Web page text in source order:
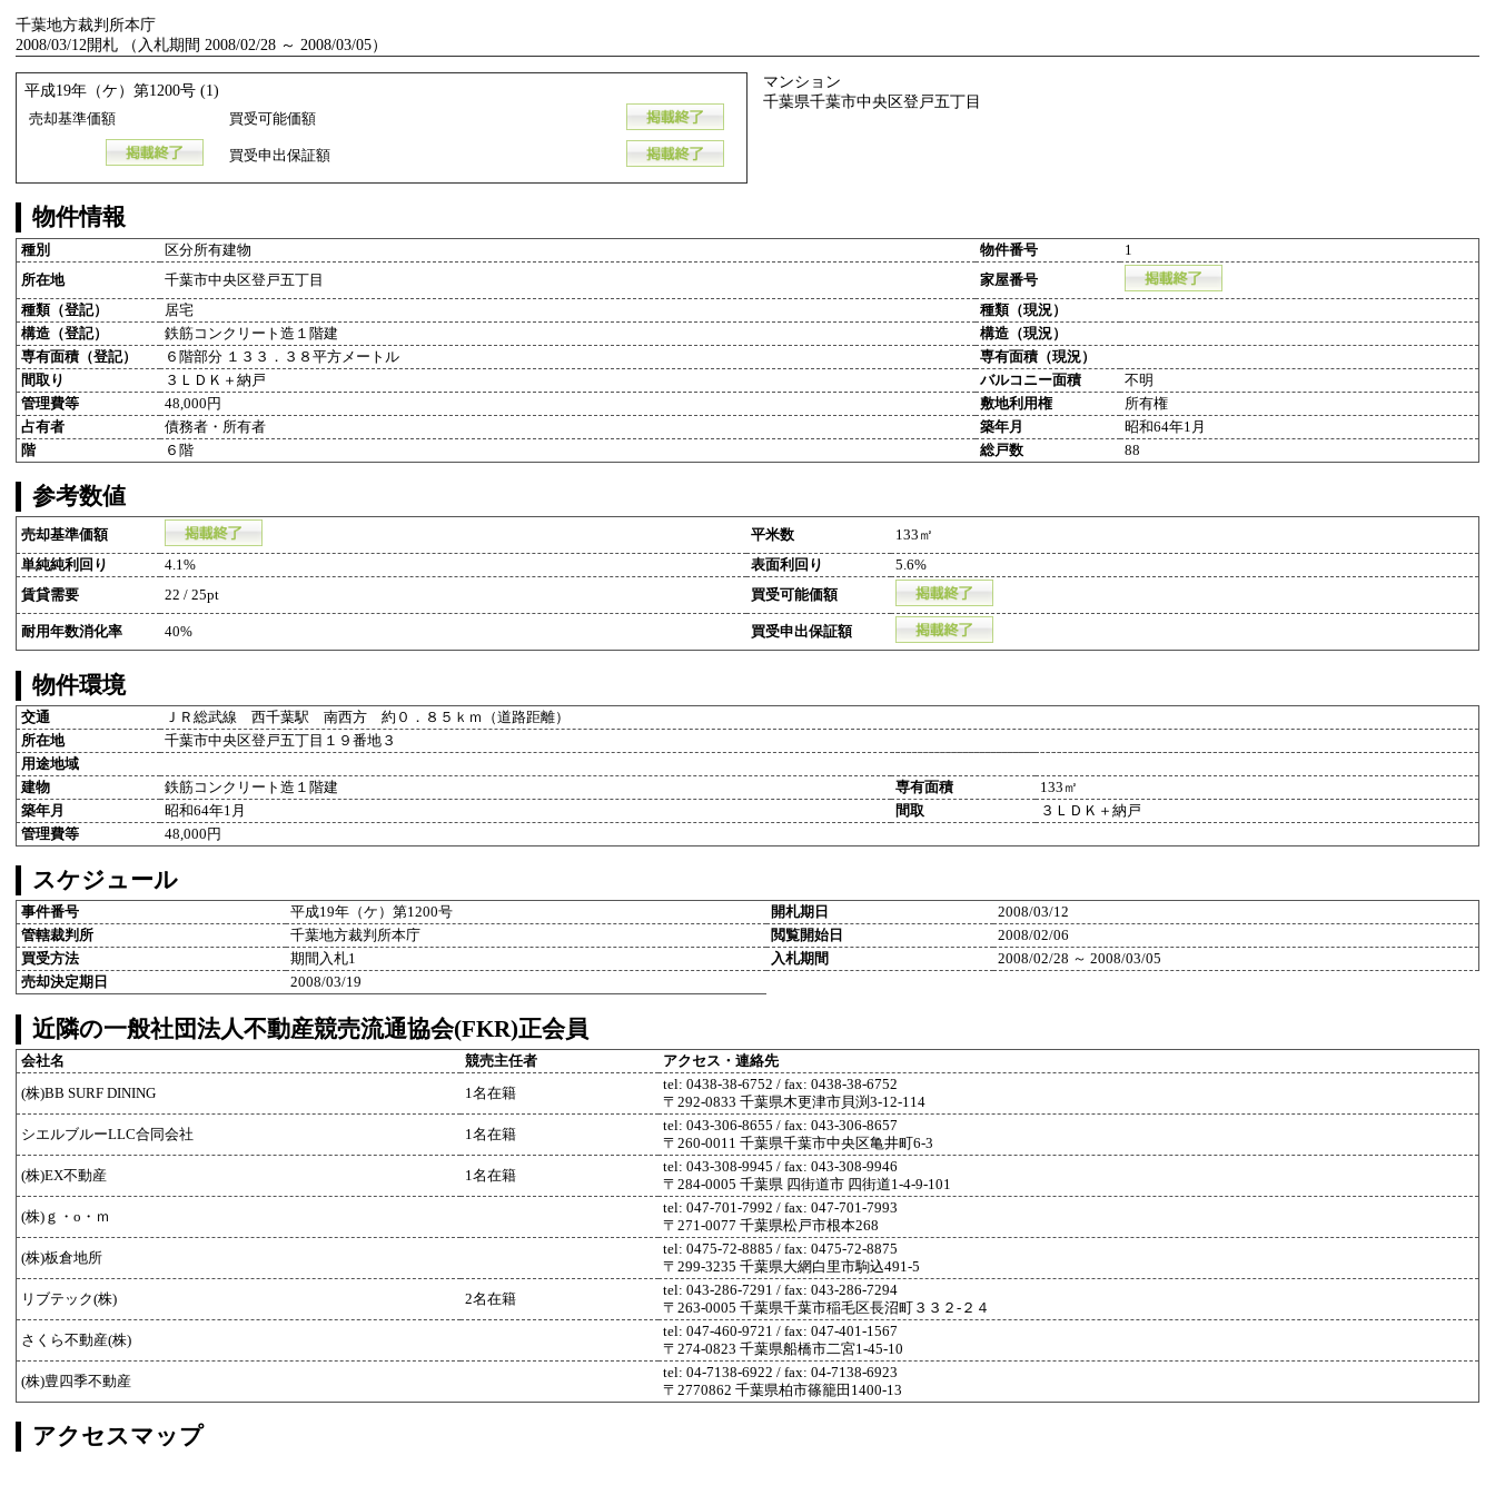
千葉地方裁判所本庁
2008/03/12開札 （入札期間 2008/02/28 ～ 2008/03/05）
平成19年（ケ）第1200号 (1)
売却基準価額 買受可能価額
買受申出保証額
マンション
千葉県千葉市中央区登戸五丁目
物件情報
種別 区分所有建物 物件番号
1
所在地
千葉市中央区登戸五丁目
家屋番号
種類（登記）
居宅
種類（現況）
構造（登記）
鉄筋コンクリート造１階建
構造（現況）
専有面積（登記）
６階部分 １３３．３８平方メートル
専有面積（現況）
間取り
３ＬＤＫ＋納戸 バルコニー面積
不明
管理費等
48,000円 敷地利用権
所有権
占有者
債務者・所有者 築年月
昭和64年1月
階
６階 総戸数 88
参考数値
売却基準価額 平米数
133㎡
単純純利回り
4.1% 表面利回り
5.6%
賃貸需要
22 / 25pt 買受可能価額
耐用年数消化率 40% 買受申出保証額
物件環境
交通
ＪＲ総武線 西千葉駅 南西方 約０．８５ｋｍ（道路距離）
所在地
千葉市中央区登戸五丁目１９番地３
用途地域
建物
鉄筋コンクリート造１階建 専有面積
133㎡
築年月
昭和64年1月 間取
３ＬＤＫ＋納戸
管理費等
48,000円
スケジュール
事件番号 平成19年（ケ）第1200号 開札期日
2008/03/12
管轄裁判所
千葉地方裁判所本庁 閲覧開始日
2008/02/06
買受方法
期間入札1 入札期間
2008/02/28 ～ 2008/03/05
売却決定期日
2008/03/19
近隣の一般社団法人不動産競売流通協会(FKR)正会員
会社名 競売主任者 アクセス・連絡先
(株)BB SURF DINING 1名在籍
tel: 0438-38-6752 / fax: 0438-38-6752
〒292-0833 千葉県木更津市貝渕3-12-114
シエルブルーLLC合同会社 1名在籍
tel: 043-306-8655 / fax: 043-306-8657
〒260-0011 千葉県千葉市中央区亀井町6-3
(株)EX不動産 1名在籍
tel: 043-308-9945 / fax: 043-308-9946
〒284-0005 千葉県 四街道市 四街道1-4-9-101
(株)ｇ・o・ｍ
tel: 047-701-7992 / fax: 047-701-7993
〒271-0077 千葉県松戸市根本268
(株)板倉地所
tel: 0475-72-8885 / fax: 0475-72-8875
〒299-3235 千葉県大網白里市駒込491-5
リブテック(株) 2名在籍
tel: 043-286-7291 / fax: 043-286-7294
〒263-0005 千葉県千葉市稲毛区長沼町３３２-２４
さくら不動産(株)
tel: 047-460-9721 / fax: 047-401-1567
〒274-0823 千葉県船橋市二宮1-45-10
(株)豊四季不動産
tel: 04-7138-6922 / fax: 04-7138-6923
〒2770862 千葉県柏市篠籠田1400-13
アクセスマップ